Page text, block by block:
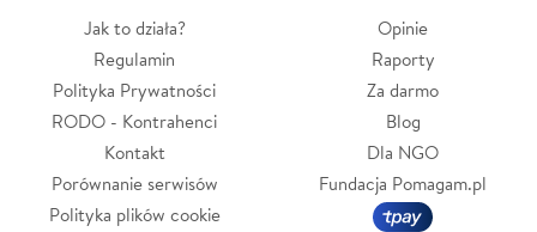
Jak to działa?
Regulamin
Polityka Prywatności
RODO - Kontrahenci
Kontakt
Porównanie serwisów
Polityka plików cookie
Opinie
Raporty
Za darmo
Blog
Dla NGO
Fundacja Pomagam.pl